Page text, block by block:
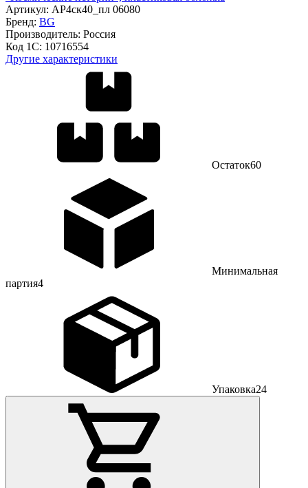
Артикул: АР4ск40_пл 06080
Бренд: BG
Производитель: Россия
Код 1С: 10716554
Другие характеристики
Остаток60
Минимальная
партия4
Упаковка24